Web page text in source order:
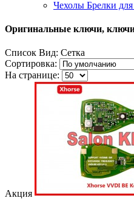
Чехолы Брелки
Оригинальные ключи,
Список Вид: Сетка
Сортировка:
На странице:
Акция